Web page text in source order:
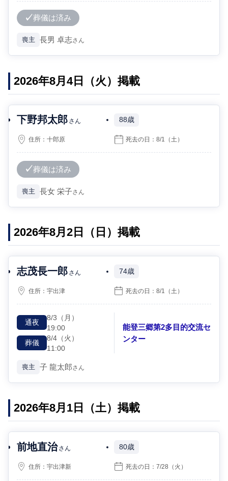
葬儀は済み
喪主 長男 卓志さん
2026年8月4日（火）掲載
下野邦太郎 さん 88歳
住所：十郎原 死去の日：8/1 （土）
葬儀は済み
喪主 長女 栄子さん
2026年8月2日（日）掲載
志茂長一郎 さん 74歳
住所：宇出津 死去の日：8/1 （土）
通夜
8/3 （月）
19:00
葬儀
8/4 （火）
11:00
能登三郷第2多目的交流セ
ンター
喪主 子 龍太郎さん
2026年8月1日（土）掲載
前地直治 さん 80歳
住所：宇出津新 死去の日：7/28 （火）